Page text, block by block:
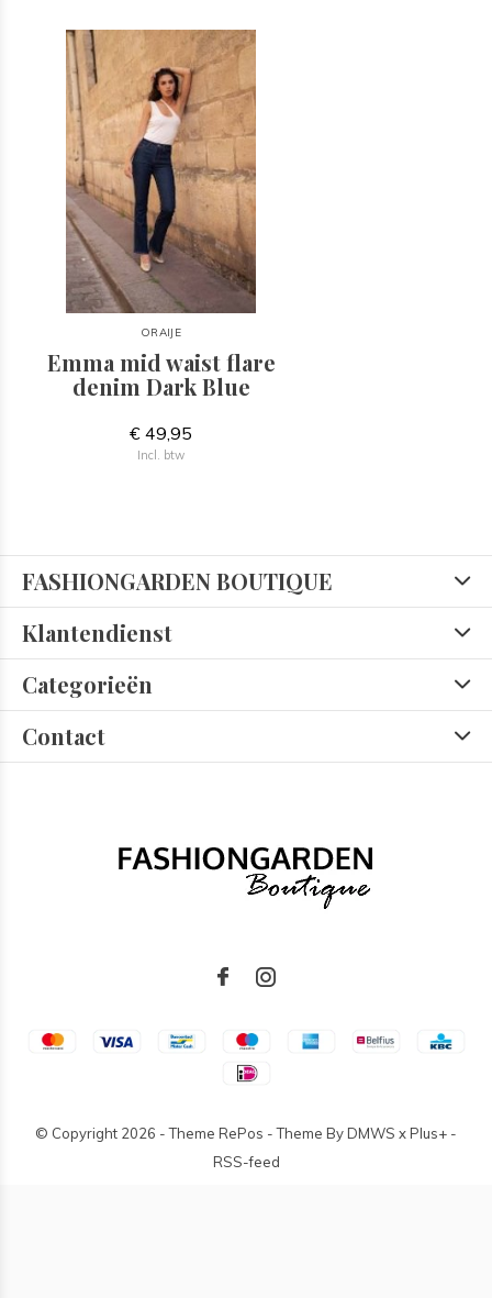
ORAIJE
Emma mid waist flare
denim Dark Blue
€ 49,95
Incl. btw
FASHIONGARDEN BOUTIQUE
Klantendienst
Categorieën
Contact
© Copyright 2026 - Theme RePos - Theme ByDMWS xPlus+ -
RSS-feed